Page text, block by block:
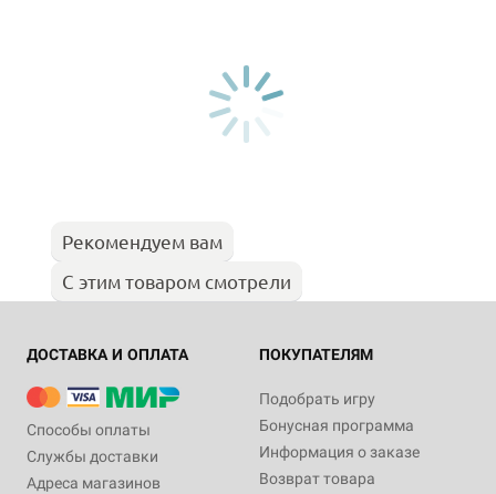
Рекомендуем вам
С этим товаром смотрели
ДОСТАВКА И ОПЛАТА
Способы оплаты
Службы доставки
Адреса магазинов
ПОКУПАТЕЛЯМ
Подобрать игру
Бонусная программа
Информация о заказе
Возврат товара